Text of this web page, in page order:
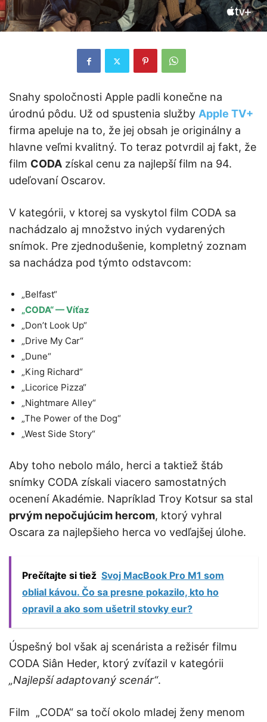
Snahy spoločnosti Apple padli konečne na
úrodnú pôdu. Už od spustenia služby Apple TV+
firma apeluje na to, že jej obsah je originálny a
hlavne veľmi kvalitný. To teraz potvrdil aj fakt, že
film CODA získal cenu za najlepší film na 94.
udeľovaní Oscarov.
V kategórii, v ktorej sa vyskytol film CODA sa
nachádzalo aj množstvo iných vydarených
snímok. Pre zjednodušenie, kompletný zoznam
sa nachádza pod týmto odstavcom:
„Belfast“
„CODA“ — Víťaz
„Don’t Look Up“
„Drive My Car“
„Dune“
„King Richard“
„Licorice Pizza“
„Nightmare Alley“
„The Power of the Dog“
„West Side Story“
Aby toho nebolo málo, herci a taktiež štáb
snímky CODA získali viacero samostatných
ocenení Akadémie. Napríklad Troy Kotsur sa stal
prvým nepočujúcim hercom, ktorý vyhral
Oscara za najlepšieho herca vo vedľajšej úlohe.
Prečítajte si tiež Svoj MacBook Pro M1 som
oblial kávou. Čo sa presne pokazilo, kto ho
opravil a ako som ušetril stovky eur?
Úspešný bol však aj scenárista a režisér filmu
CODA Siân Heder, ktorý zvíťazil v kategórii
„Najlepší adaptovaný scenár“.
Film „CODA“ sa točí okolo mladej ženy menom